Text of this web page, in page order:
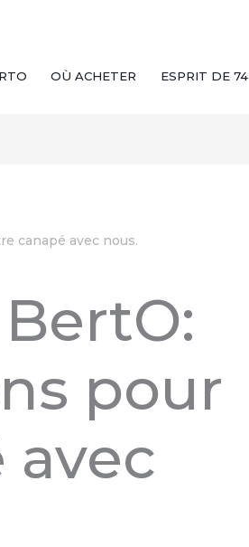
OÙ ACHETER ESPRIT DE 74
canapé avec nous.
pour
avec